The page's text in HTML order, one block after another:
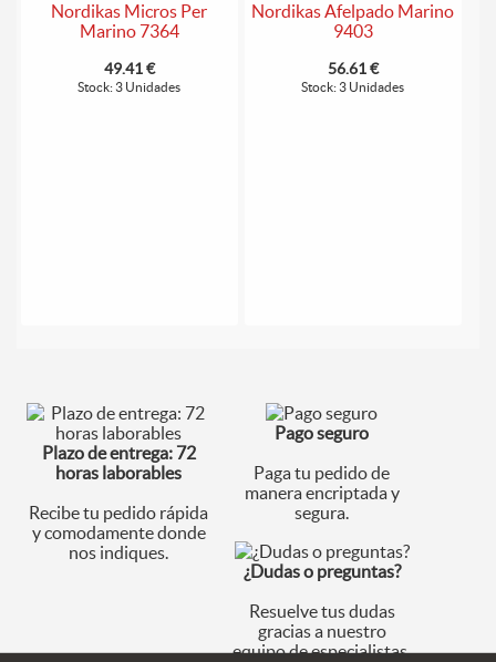
Nordikas Micros Per
Marino 7364
49.41 €
Stock: 3 Unidades
Nordikas Afelpado Marino
9403
56.61 €
Stock: 3 Unidades
Plazo de entrega: 72
horas laborables
Recibe tu pedido rápida
y comodamente donde
nos indiques.
Pago seguro
Paga tu pedido de
manera encriptada y
segura.
¿Dudas o preguntas?
Resuelve tus dudas
gracias a nuestro
equipo de especialistas.